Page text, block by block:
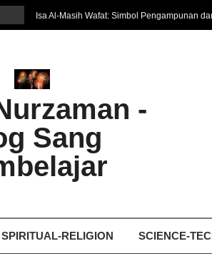
Isa Al-Masih Wafat: Simbol Pengampunan
Harapan Baru
Ghosting: Menghilang Tanpa Jejak, Tren Toxic
Bukan Seberapa Keras Kita Jatuh, tetapi
Bagaimana Kita Bangkit Kembali
Dampak Fatherless: Ketika Anak Salah
Mengartikan Cinta dan Kasih Sayang
-
Sang
SPIRITUAL-RELIGION SCIENCE-